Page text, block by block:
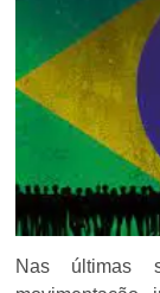
Nas últimas